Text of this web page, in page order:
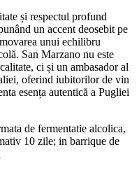
și respectul profund
un accent deosebit pe
unui echilibru
San Marzano nu este
ci și un ambasador al
oferind iubitorilor de vin
esența autentică a Pugliei
de fermentatie alcolica,
10 zile; in barrique de